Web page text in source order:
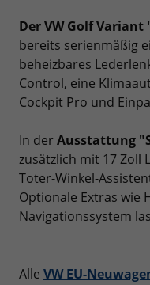
Der VW Golf Variant
bereits serienmäßig
beheizbares
Control, eine
Cockpit Pro und
In der Ausstattung
zusätzlich mit 17 Zoll
Toter-Winkel-
Optionale Extras wie
Navigationssystem
Alle VW EU-